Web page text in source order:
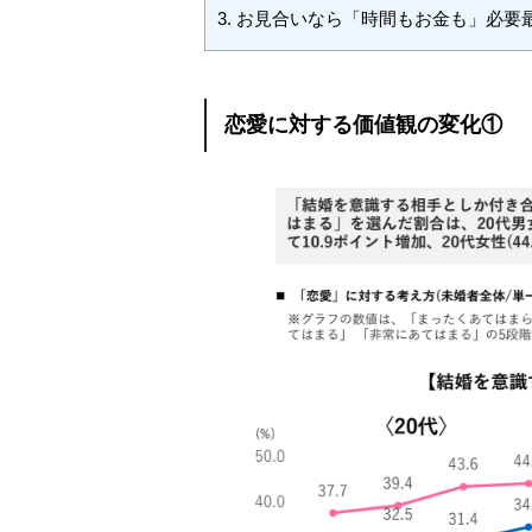
3. お見合いなら「時間もお金も」必要
恋愛に対する価値観の変化①